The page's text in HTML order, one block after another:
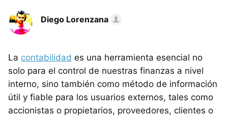
Diego Lorenzana
La contabilidad es una herramienta esencial no
solo para el control de nuestras finanzas a nivel
interno, sino también como método de información
útil y fiable para los usuarios externos, tales como
accionistas o propietarios, proveedores, clientes o